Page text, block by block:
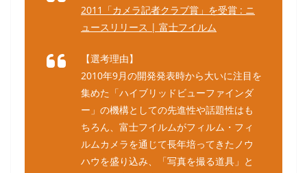
2011「カメラ記者クラブ賞」を受賞 : ニ
ュースリリース | 富士フイルム
【選考理由】
2010年9月の開発発表時から大いに注目を
集めた「ハイブリッドビューファインダ
ー」の機構としての先進性や話題性はも
ちろん、富士フイルムがフィルム・フィ
ルムカメラを通じて長年培ってきたノウ
ハウを盛り込み、「写真を撮る道具」と